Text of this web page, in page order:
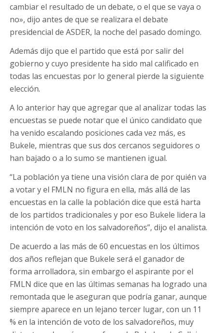
cambiar el resultado de un debate, o el que se vaya o
no», dijo antes de que se realizara el debate
presidencial de ASDER, la noche del pasado domingo.
Además dijo que el partido que está por salir del
gobierno y cuyo presidente ha sido mal calificado en
todas las encuestas por lo general pierde la siguiente
elección.
A lo anterior hay que agregar que al analizar todas las
encuestas se puede notar que el único candidato que
ha venido escalando posiciones cada vez más, es
Bukele, mientras que sus dos cercanos seguidores o
han bajado o a lo sumo se mantienen igual.
“La población ya tiene una visión clara de por quién va
a votar y el FMLN no figura en ella, más allá de las
encuestas en la calle la población dice que está harta
de los partidos tradicionales y por eso Bukele lidera la
intención de voto en los salvadoreños”, dijo el analista.
De acuerdo a las más de 60 encuestas en los últimos
dos años reflejan que Bukele será el ganador de
forma arrolladora, sin embargo el aspirante por el
FMLN dice que en las últimas semanas ha logrado una
remontada que le aseguran que podría ganar, aunque
siempre aparece en un lejano tercer lugar, con un 11
% en la intención de voto de los salvadoreños, muy